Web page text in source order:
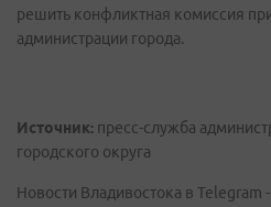
решить конфликтная комиссия
администрации города.
Источник: пресс-служба
городского округа
Новости Владивостока в Telegram